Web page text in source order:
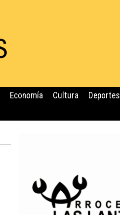
Economía Cultura Deportes